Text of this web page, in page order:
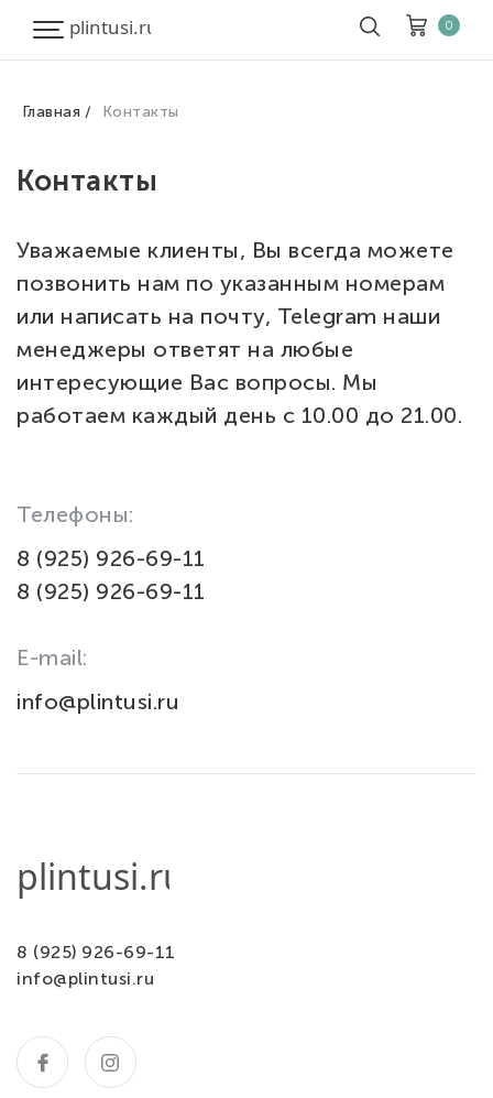
Скидка
0
0
0
Главная Контакты
Контакты
Уважаемые клиенты, Вы всегда можете
позвонить нам по указанным номерам
или написать на почту, Telegram наши
менеджеры ответят на любые
интересующие Вас вопросы. Мы
работаем каждый день с 10.00 до 21.00.
Телефоны:
8 (925) 926-69-11
8 (925) 926-69-11
E-mail:
info@plintusi.ru
8 (925) 926-69-11
info@plintusi.ru